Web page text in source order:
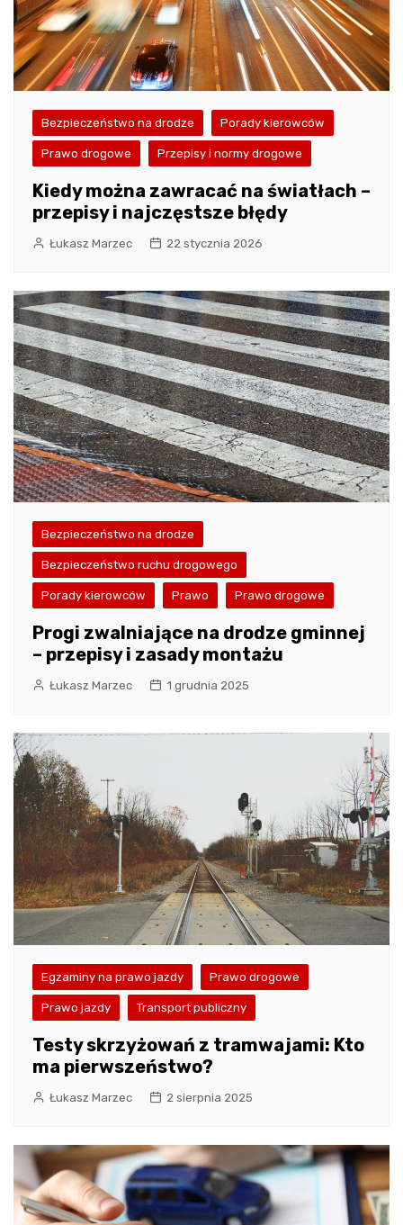
Bezpieczeństwo na drodze Porady kierowców
Prawo drogowe Przepisy i normy drogowe
Kiedy można zawracać na światłach –
przepisy i najczęstsze błędy
Łukasz Marzec 22 stycznia 2026
Bezpieczeństwo na drodze
Bezpieczeństwo ruchu drogowego
Porady kierowców Prawo Prawo drogowe
Progi zwalniające na drodze gminnej
– przepisy i zasady montażu
Łukasz Marzec 1 grudnia 2025
Egzaminy na prawo jazdy Prawo drogowe
Prawo jazdy Transport publiczny
Testy skrzyżowań z tramwajami: Kto
ma pierwszeństwo?
Łukasz Marzec 2 sierpnia 2025